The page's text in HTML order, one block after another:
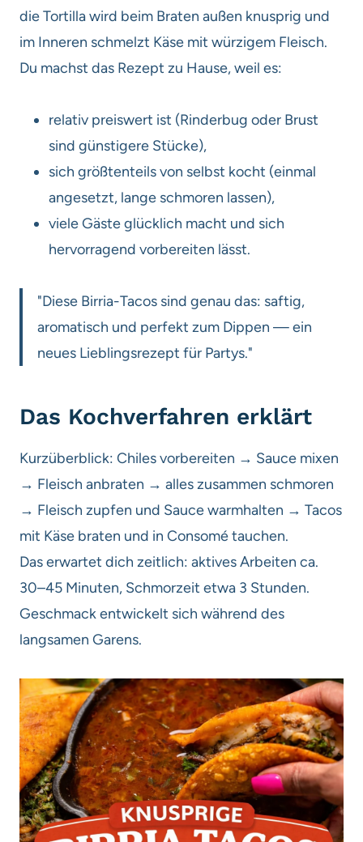
die Tortilla wird beim Braten außen knusprig und
im Inneren schmelzt Käse mit würzigem Fleisch.
Du machst das Rezept zu Hause, weil es:
relativ preiswert ist (Rinderbug oder Brust
sind günstigere Stücke),
sich größtenteils von selbst kocht (einmal
angesetzt, lange schmoren lassen),
viele Gäste glücklich macht und sich
hervorragend vorbereiten lässt.
"Diese Birria-Tacos sind genau das: saftig,
aromatisch und perfekt zum Dippen — ein
neues Lieblingsrezept für Partys."
Das Kochverfahren erklärt
Kurzüberblick: Chiles vorbereiten → Sauce mixen
→ Fleisch anbraten → alles zusammen schmoren
→ Fleisch zupfen und Sauce warmhalten → Tacos
mit Käse braten und in Consomé tauchen.
Das erwartet dich zeitlich: aktives Arbeiten ca.
30–45 Minuten, Schmorzeit etwa 3 Stunden.
Geschmack entwickelt sich während des
langsamen Garens.